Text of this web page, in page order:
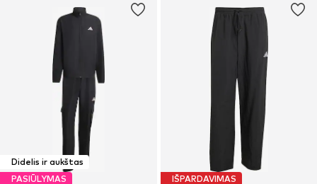
Didelis ir aukštas
PASIŪLYMAS
IŠPARDAVIMAS